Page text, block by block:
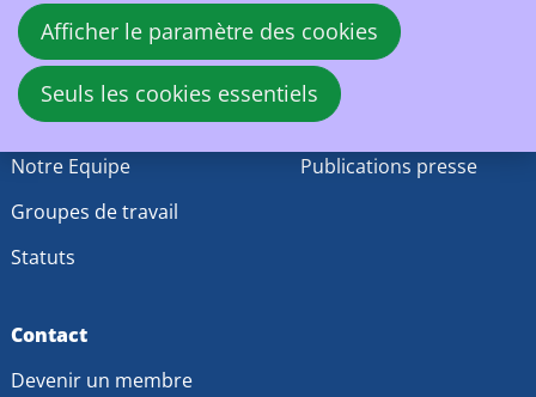
Qui sommes-nous
Histoire
Notre CA
Notre Equipe
Groupes de travail
Statuts
Evénements
Nos positions
Actualité
Publications presse
Contact
Devenir un membre
Afficher le paramètre des cookies
Seuls les cookies essentiels